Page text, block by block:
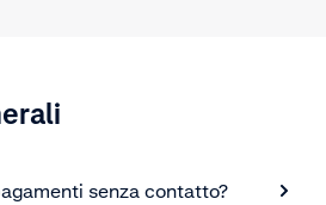
senza contatto?